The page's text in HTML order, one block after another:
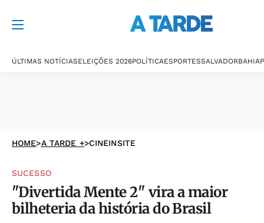
ÚLTIMAS NOTÍCIASELEIÇÕES 2026POLÍTICAESPORTESSALVADORBAHIA
HOME>A TARDE +>CINEINSITE
SUCESSO
"Divertida Mente 2" vira a maior
bilheteria da história do Brasil